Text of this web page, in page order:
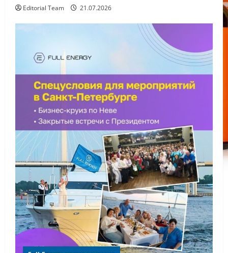
Editorial Team 21.07.2026